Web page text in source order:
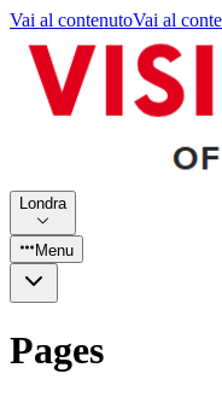
Vai al contenutoVai al
Londra
Menu
Pages